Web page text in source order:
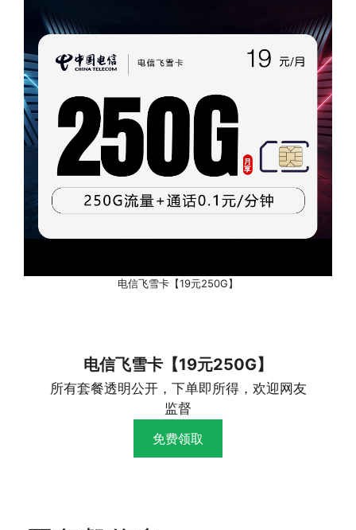
电信飞雪卡【19元250G】
电信飞雪卡【19元250G】
所有套餐透明公开，下单即所得，欢迎网友
监督
免费领取